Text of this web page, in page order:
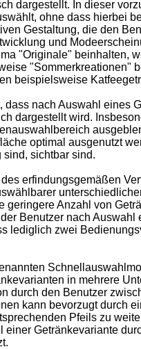
dargestellt. In dieser
ohne dass hierbei
Gestaltung, die den
und
"Originale" beinhalten,
"Sommerkreationen"
beispielsweise
nach Auswahl
dargestellt wird.
optimal ausgenutzt
sichtbar sind.
erfindungsgemäßen
Anzahl von
Benutzer nach
lediglich zwei
in mehrere
durch den Benutzer
kann bevorzugt durch
Pfeils zu
Getränkevariante